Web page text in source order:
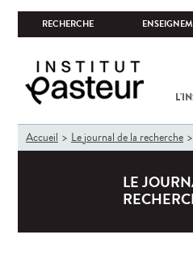
RECHERCHE
Vous
êtes
Accueil Le journal de la recherche
LE